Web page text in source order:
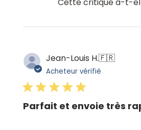
Jean-Louis H.🇫🇷
Acheteur vérifié
Parfait et envoie très